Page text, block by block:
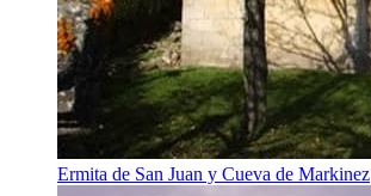
Ermita de San Juan y Cueva de Markinez